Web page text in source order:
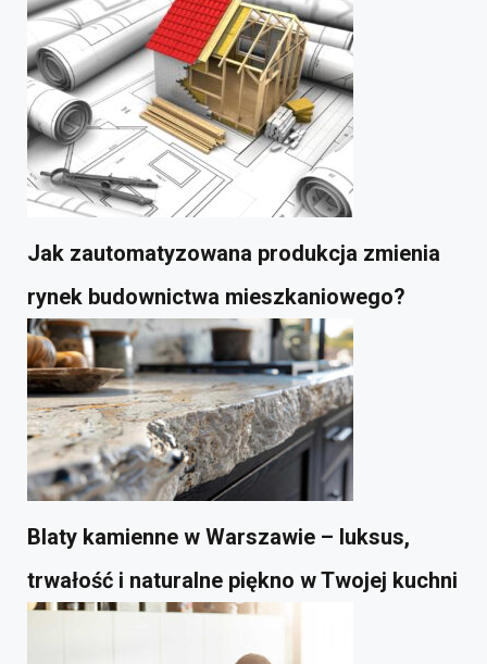
Jak zautomatyzowana produkcja zmienia
rynek budownictwa mieszkaniowego?
Blaty kamienne w Warszawie – luksus,
trwałość i naturalne piękno w Twojej kuchni